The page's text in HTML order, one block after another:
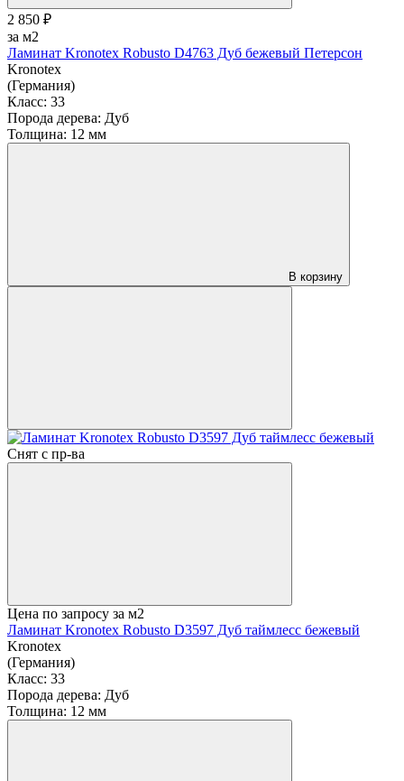
2 850 ₽
за м2
Ламинат Kronotex Robusto D4763 Дуб бежевый Петерсон
Kronotex
(Германия)
Класс: 33
Порода дерева: Дуб
Толщина: 12 мм
В корзину
Снят с пр-ва
Цена по запросу за м2
Ламинат Kronotex Robusto D3597 Дуб таймлесс бежевый
Kronotex
(Германия)
Класс: 33
Порода дерева: Дуб
Толщина: 12 мм